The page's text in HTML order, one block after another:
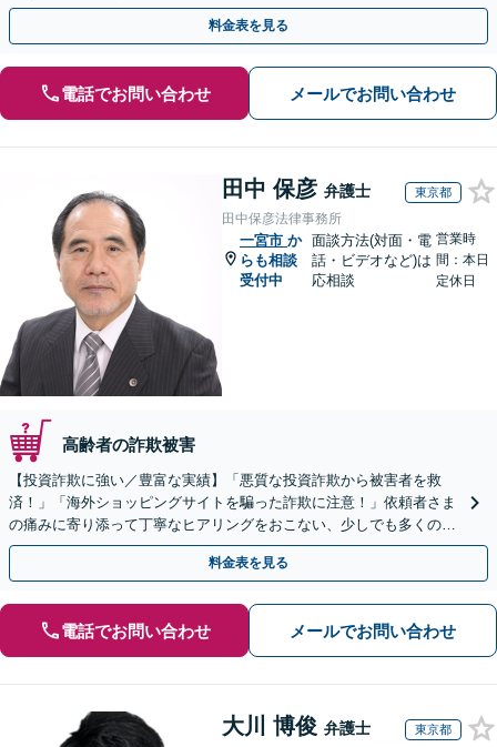
ます。一人で悩まずにご相談を【初回相談無料】
料金表を見る
電話でお問い合わせ メールでお問い合わせ
田中 保彦 弁護士 東京都
田中保彦法律事務所
一宮市 か
らも相談
受付中
面談方法(対面・電
話・ビデオなど)は
応相談
営業時
間：本日
定休日
高齢者の詐欺被害
【投資詐欺に強い／豊富な実績】「悪質な投資詐欺から被害者を救
済！」「海外ショッピングサイトを騙った詐欺に注意！」依頼者さま
の痛みに寄り添って丁寧なヒアリングをおこない、少しでも多くの返
金が得られるよう尽力します！
料金表を見る
電話でお問い合わせ メールでお問い合わせ
大川 博俊 弁護士 東京都